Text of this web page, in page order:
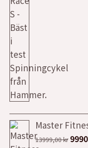
Master
13999,00kr Det